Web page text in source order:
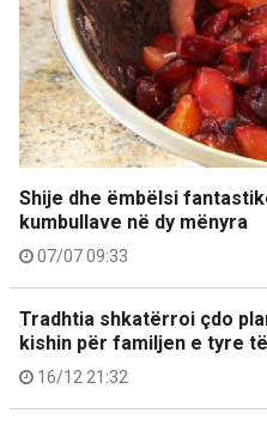
Shije dhe ëmbëlsi
kumbullave në dy mënyra
07/07 09:33
Tradhtia shkatërroi çdo
kishin për familjen e tyre
16/12 21:32